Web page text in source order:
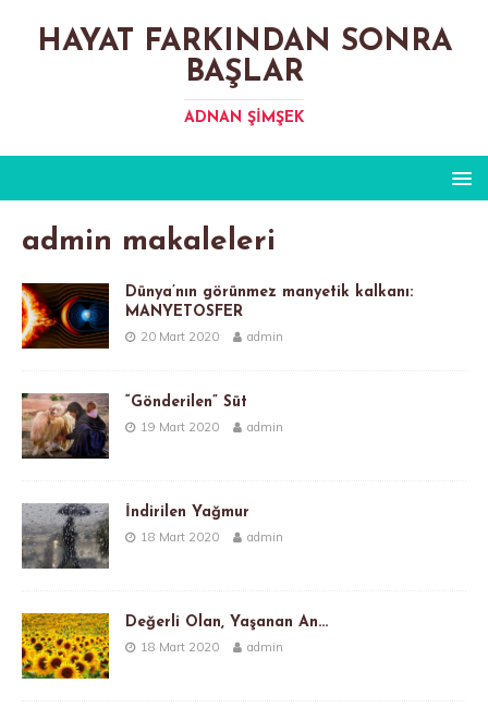
HAYAT FARKINDAN SONRA
BAŞLAR
ADNAN ŞIMŞEK
admin makaleleri
Dünya’nın görünmez manyetik kalkanı:
MANYETOSFER
20 Mart 2020 admin
“Gönderilen” Süt
19 Mart 2020 admin
İndirilen Yağmur
18 Mart 2020 admin
Değerli Olan, Yaşanan An…
18 Mart 2020 admin